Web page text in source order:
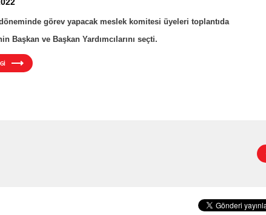
görev yapacak meslek komitesi üyeleri toplantıda
Başkan ve Başkan Yardımcılarını seçti.